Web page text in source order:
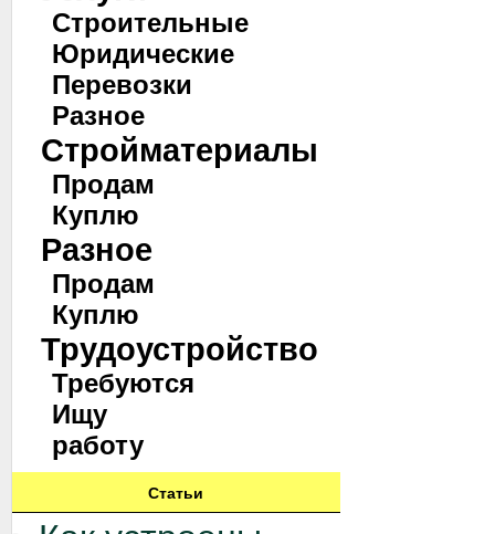
Строительные
Юридические
Перевозки
Разное
Стройматериалы
Продам
Куплю
Разное
Продам
Куплю
Трудоустройство
Требуются
Ищу
работу
Статьи